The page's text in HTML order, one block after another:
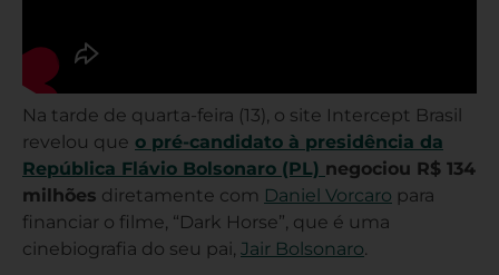
Na tarde de quarta-feira (13), o site Intercept Brasil
revelou que o pré-candidato à presidência da
República Flávio Bolsonaro (PL) negociou R$ 134
milhões diretamente com Daniel Vorcaro para
financiar o filme, “Dark Horse”, que é uma
cinebiografia do seu pai, Jair Bolsonaro